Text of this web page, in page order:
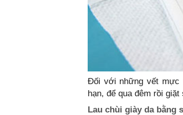
Đối với những vết mực
hạn, để qua đêm rồi
Lau chùi giày da bằng